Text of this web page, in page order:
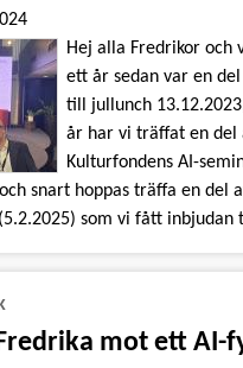
Hej alla Fredrikor och
ett år sedan var en
till jullunch
år har vi träffat en del
Kulturfondens AI-
snart hoppas träffa en del
som vi fått inbjudan
mot ett AI-